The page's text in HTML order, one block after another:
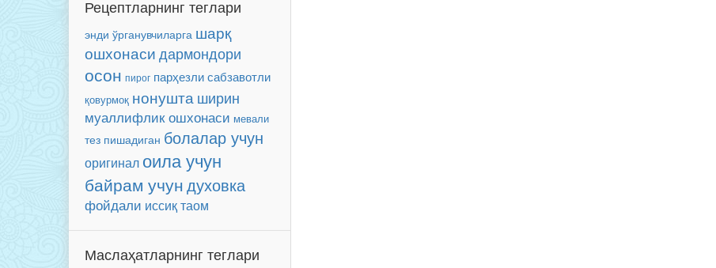
Рецептларнинг теглари
энди ўрганувчиларга шарқ
ошхонаси дармондори
осон пирог парҳезлисабзавотли
қовурмоқ нонушта ширин
муаллифлик ошхонаси мевали
тез пишадиган болалар учун
оригинал оила учун
байрам учундуховка
фойдали иссиқ таом
Маслаҳатларнинг теглари